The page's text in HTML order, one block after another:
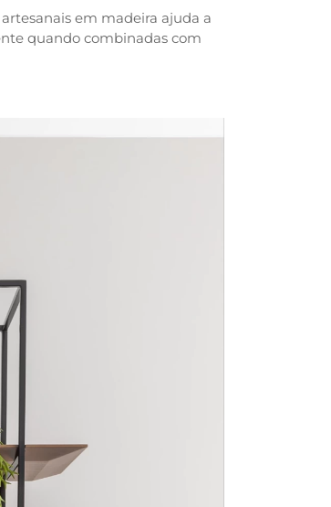
em madeira ajuda a
quando combinadas com